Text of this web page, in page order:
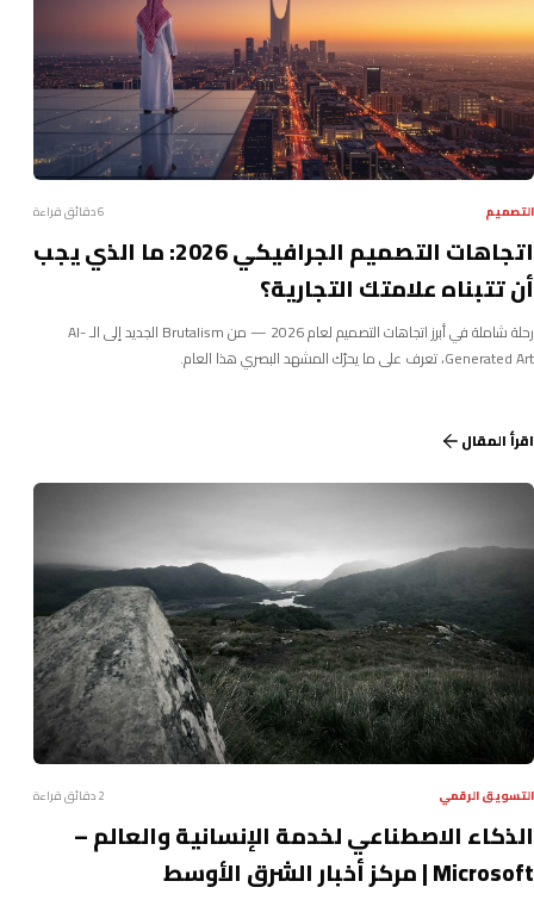
التصميم 6 دقائق قراءة
اتجاهات التصميم الجرافيكي 2026: ما الذي يجب
أن تتبناه علامتك التجارية؟
رحلة شاملة في أبرز اتجاهات التصميم لعام 2026 — من Brutalism الجديد إلى الـ AI-
Generated Art، تعرف على ما يحرّك المشهد البصري هذا العام.
اقرأ المقال
التسويق الرقمي 2 دقائق قراءة
الذكاء الاصطناعي لخدمة الإنسانية والعالم –
Microsoft | مركز أخبار الشرق الأوسط